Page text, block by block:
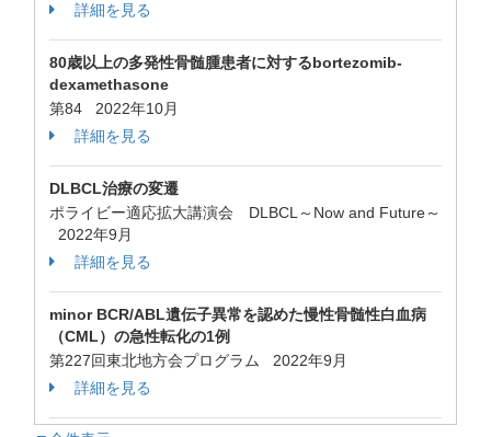
詳細を見る
80歳以上の多発性骨髄腫患者に対するbortezomib-
dexamethasone
第84 2022年10月
詳細を見る
DLBCL治療の変遷
ポライビー適応拡大講演会 DLBCL～Now and Future～
2022年9月
詳細を見る
minor BCR/ABL遺伝子異常を認めた慢性骨髄性白血病
（CML）の急性転化の1例
第227回東北地方会プログラム 2022年9月
詳細を見る